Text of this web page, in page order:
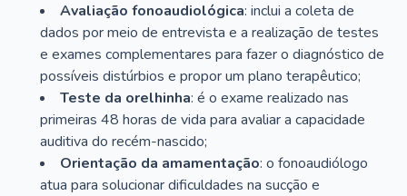
Avaliação fonoaudiológica: inclui a coleta de
dados por meio de entrevista e a realização de testes
e exames complementares para fazer o diagnóstico de
possíveis distúrbios e propor um plano terapêutico;
Teste da orelhinha: é o exame realizado nas
primeiras 48 horas de vida para avaliar a capacidade
auditiva do recém-nascido;
Orientação da amamentação: o fonoaudiólogo
atua para solucionar dificuldades na sucção e